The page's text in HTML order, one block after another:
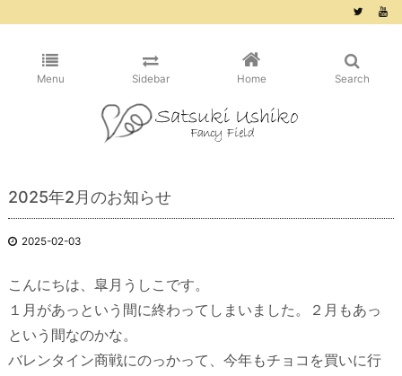
Menu Sidebar Home Search
2025年2月のお知らせ
2025-02-03
こんにちは、皐月うしこです。
１月があっという間に終わってしまいました。２月もあっ
という間なのかな。
バレンタイン商戦にのっかって、今年もチョコを買いに行